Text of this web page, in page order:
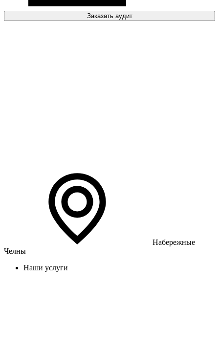
Заказать аудит
Набережные
Челны
Наши услуги